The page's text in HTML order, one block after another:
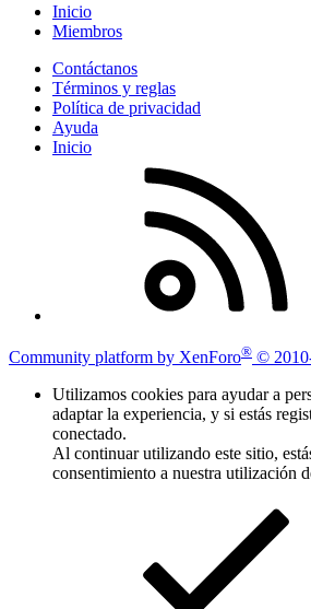
Inicio
Miembros
Contáctanos
Términos y reglas
Política de privacidad
Ayuda
Inicio
Community platform by XenForo® ©
Utilizamos cookies para ayudar a
adaptar la experiencia, y si estás
conectado.
Al continuar utilizando este sitio,
consentimiento a nuestra utilización